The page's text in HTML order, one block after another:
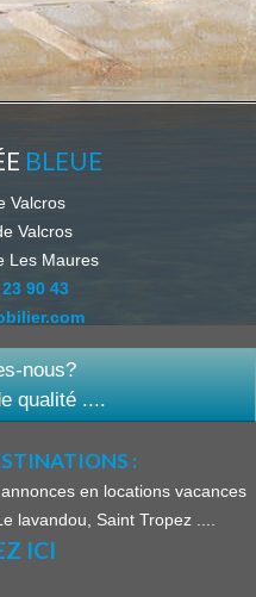
BLEUE
Valcros
Valcros
Les Maures
90 43
nous?
qualité ....
:
en locations vacances
lavandou, Saint Tropez ....
ICI